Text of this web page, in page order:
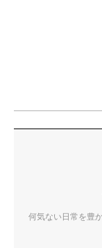
何気ない日常を豊